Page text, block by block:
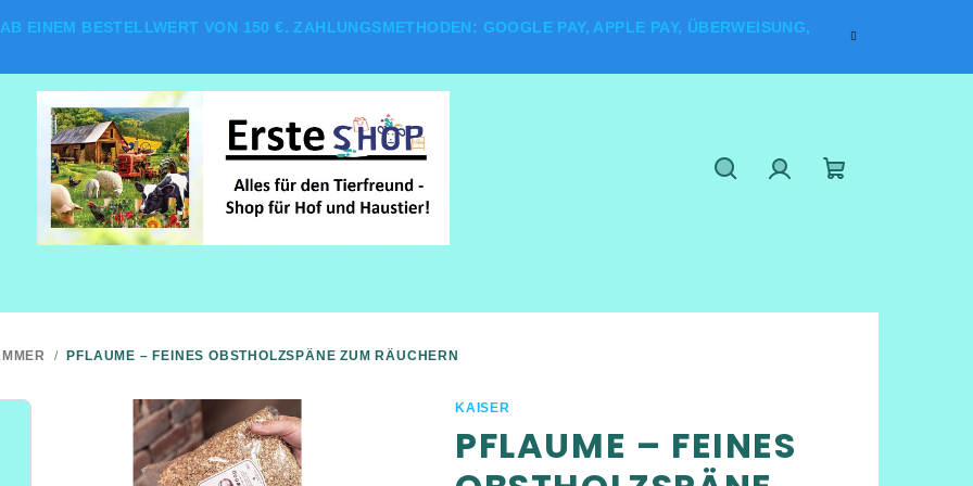
EINEM BESTELLWERT VON 150 €. ZAHLUNGSMETHODEN: GOOGLE PAY, APPLE PAY, ÜBERWEISUNG,
/ PFLAUME – FEINES OBSTHOLZSPÄNE ZUM RÄUCHERN
KAISER
PFLAUME – FEINES